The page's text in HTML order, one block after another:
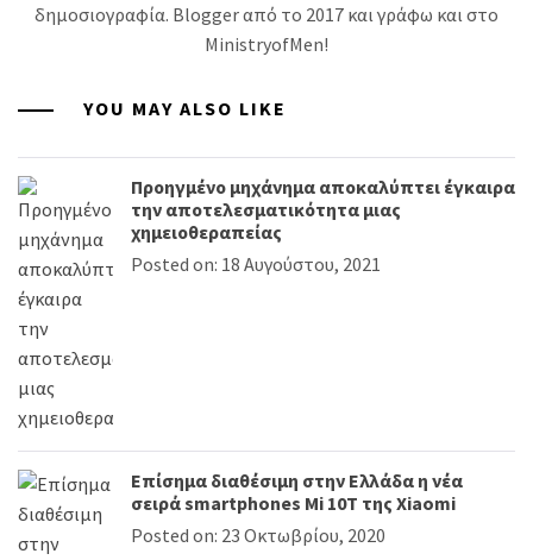
δημοσιογραφία. Blogger από το 2017 και γράφω και στο
MinistryofMen!
YOU MAY ALSO LIKE
Προηγμένο μηχάνημα αποκαλύπτει έγκαιρα
την αποτελεσματικότητα μιας
χημειοθεραπείας
Posted on: 18 Αυγούστου, 2021
Επίσημα διαθέσιμη στην Ελλάδα η νέα
σειρά smartphones Mi 10T της Xiaomi
Posted on: 23 Οκτωβρίου, 2020